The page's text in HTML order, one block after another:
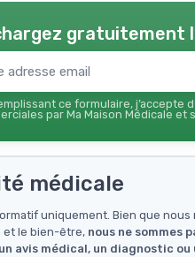
gratuitement
ce formulaire, j’accepte
par Ma Maison Médicale et
médicale
uniquement. Bien que
et le bien-être, nous ne sommes
avis médical, un diagnostic